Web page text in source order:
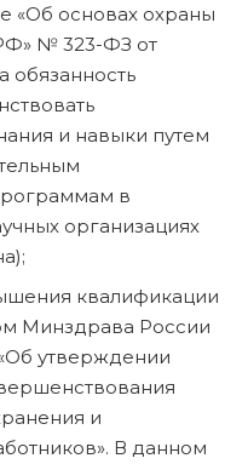
«Об основах охраны
№ 323-ФЗ от
обязанность
и навыки путем
в
организациях
квалификации
Минздрава России
утверждении
и
В данном